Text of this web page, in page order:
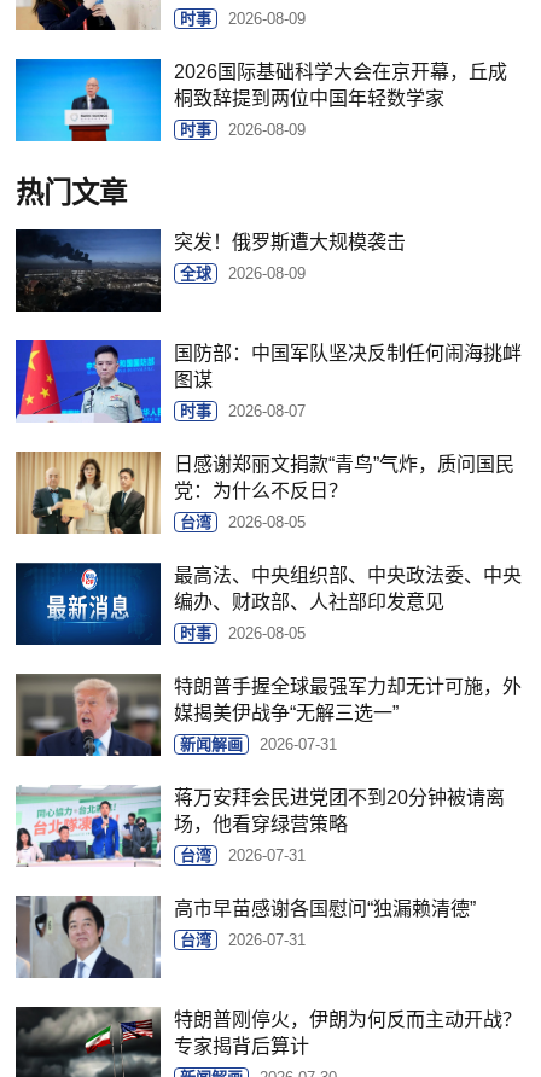
时事 2026-08-09
2026国际基础科学大会在京开幕，丘成
桐致辞提到两位中国年轻数学家
时事 2026-08-09
热门文章
突发！俄罗斯遭大规模袭击
全球 2026-08-09
国防部：中国军队坚决反制任何闹海挑衅
图谋
时事 2026-08-07
日感谢郑丽文捐款“青鸟”气炸，质问国民
党：为什么不反日？
台湾 2026-08-05
最高法、中央组织部、中央政法委、中央
编办、财政部、人社部印发意见
时事 2026-08-05
特朗普手握全球最强军力却无计可施，外
媒揭美伊战争“无解三选一”
新闻解画 2026-07-31
蒋万安拜会民进党团不到20分钟被请离
场，他看穿绿营策略
台湾 2026-07-31
高市早苗感谢各国慰问“独漏赖清德”
台湾 2026-07-31
特朗普刚停火，伊朗为何反而主动开战？
专家揭背后算计